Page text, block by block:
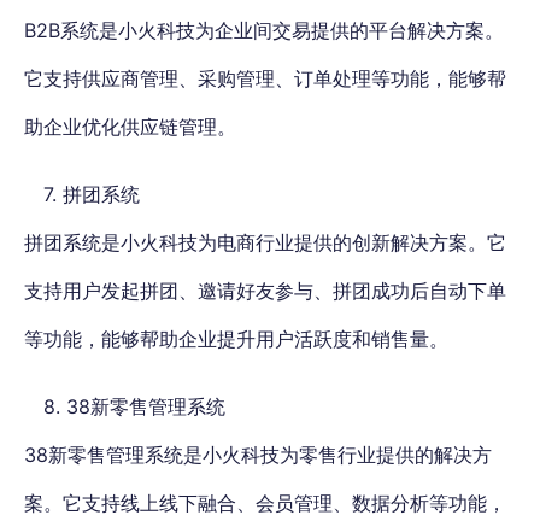
B2B系统是小火科技为企业间交易提供的平台解决方案。
它支持供应商管理、采购管理、订单处理等功能，能够帮
助企业优化供应链管理。
7. 拼团系统
拼团系统是小火科技为电商行业提供的创新解决方案。它
支持用户发起拼团、邀请好友参与、拼团成功后自动下单
等功能，能够帮助企业提升用户活跃度和销售量。
8. 38新零售管理系统
38新零售管理系统是小火科技为零售行业提供的解决方
案。它支持线上线下融合、会员管理、数据分析等功能，